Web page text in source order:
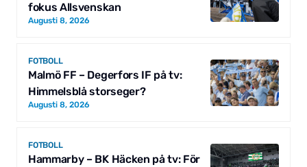
fokus Allsvenskan
Augusti 8, 2026
FOTBOLL
Malmö FF – Degerfors IF på tv:
Himmelsblå storseger?
Augusti 8, 2026
FOTBOLL
Hammarby – BK Häcken på tv: För